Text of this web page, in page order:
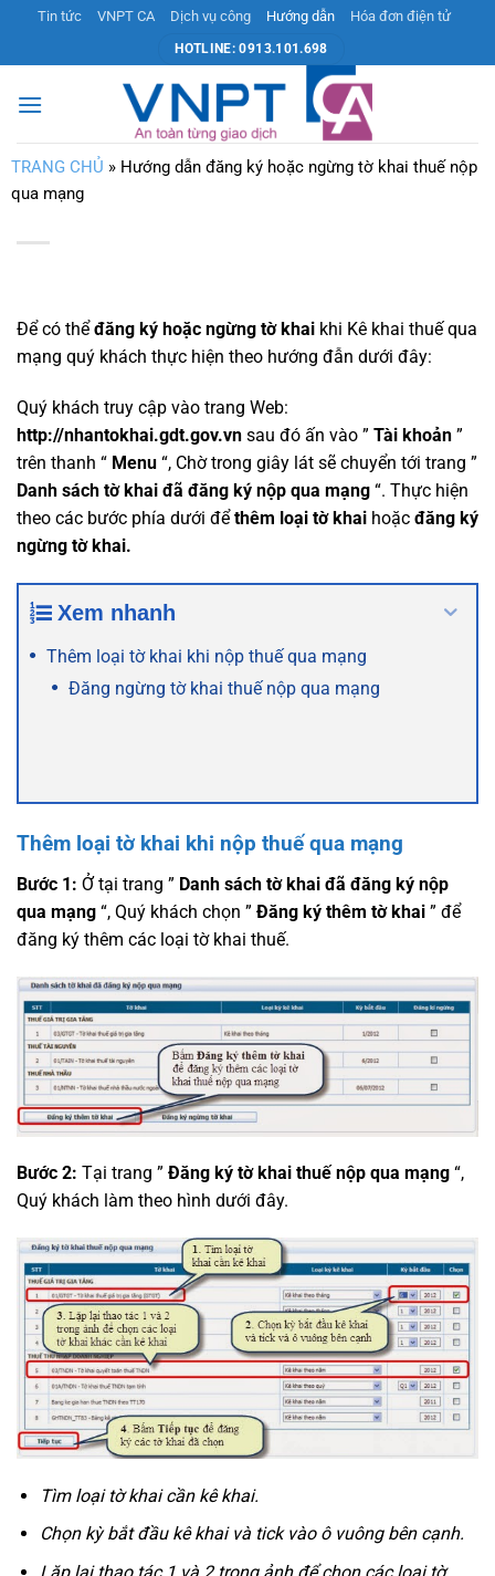
nội
dung
Tin tức VNPT CA Dịch vụ công Hướng dẫn Hóa đơn điện tử
HOTLINE: 0913.101.698
TRANG CHỦ » Hướng dẫn đăng ký hoặc ngừng tờ khai thuế nộp
qua mạng
Để có thểđăng ký hoặc ngừng tờ khai khi Kê khai thuế qua
mạng quý khách thực hiện theo hướng đẫn dưới đây:
Quý khách truy cập vào trang Web:
http://nhantokhai.gdt.gov.vn sau đó ấn vào ” Tài khoản ”
trên thanh “ Menu “, Chờ trong giây lát sẽ chuyển tới trang ”
Danh sách tờ khai đã đăng ký nộp qua mạng “. Thực hiện
theo các bước phía dưới đểthêm loại tờ khai hoặc đăng ký
ngừng tờ khai.
Xem nhanh
Thêm loại tờ khai khi nộp thuế qua mạng
Đăng ngừng tờ khai thuế nộp qua mạng
Thêm loại tờ khai khi nộp thuế qua mạng
Bước 1: Ở tại trang ” Danh sách tờ khai đã đăng ký nộp
qua mạng “, Quý khách chọn ” Đăng ký thêm tờ khai ” để
đăng ký thêm các loại tờ khai thuế.
Bước 2: Tại trang ” Đăng ký tờ khai thuế nộp qua mạng “,
Quý khách làm theo hình dưới đây.
Tìm loại tờ khai cần kê khai.
Chọn kỳ bắt đầu kê khai và tick vào ô vuông bên cạnh.